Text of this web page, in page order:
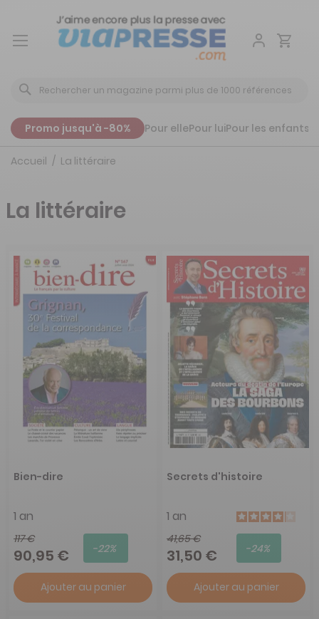
Aller
Promo jusqu'à -80% Pour ellePour luiPour les enfants
Accueil La littéraire
La littéraire
Bien-dire
1 an
117 €
90,95 € -22%
Ajouter au panier
Secrets d'histoire
1 an
41,65 €
31,50 € -24%
Ajouter au panier